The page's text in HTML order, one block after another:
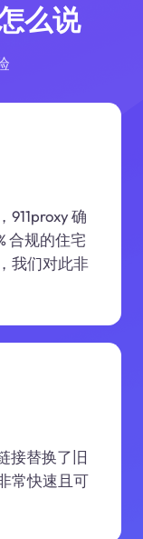
么说
911proxy 确
合规的住宅
我们对此非
接替换了旧
常快速且可